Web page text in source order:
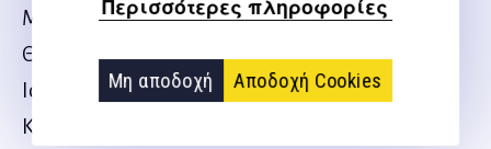
Περισσότερες πληροφορίες
Μη αποδοχή Αποδοχή Cookies
Μηριαίο νεύρο
Θυροειδές νεύρο
Ισχιακό νεύρο
Κοινό περονιαίο νεύρο